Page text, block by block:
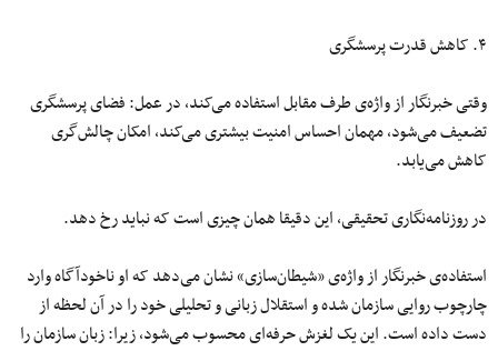
۴. کاهش قدرت پرسشگری
وقتی خبرنگار از واژه‌ی طرف مقابل استفاده می‌کند، در عمل: فضای پرسشگری
تضعیف می‌شود، مهمان احساس امنیت بیشتری می‌کند، امکان چالش‌گری
کاهش می‌یابد.
در روزنامه‌نگاری تحقیقی، این دقیقا همان چیزی است که نباید رخ دهد.
استفاده‌ی خبرنگار از واژه‌ی «شیطان‌سازی» نشان می‌دهد که او ناخودآگاه وارد
چارچوب روایی سازمان شده و استقلال زبانی و تحلیلی خود را در آن لحظه از
دست داده است. این یک لغزش حرفه‌ای محسوب می‌شود، زیرا: زبان سازمان را